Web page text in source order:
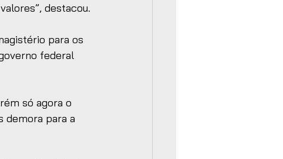
destacou.
para os
federal
só agora o
demora para a